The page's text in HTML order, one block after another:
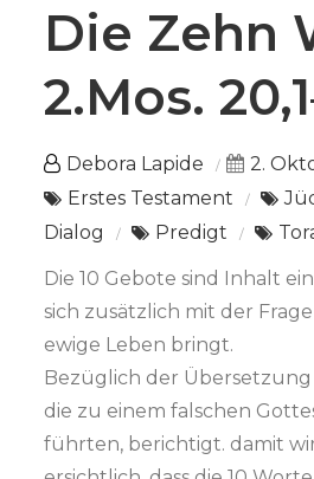
Die Zehn
2.Mos.
Debora Lapide
2.
Erstes Testament
Dialog
Predigt
Die 10 Gebote sind Inhalt
sich zusätzlich mit der Frage
ewige Leben bringt.
Bezüglich der
die zu einem falschen
führten, berichtigt. damit